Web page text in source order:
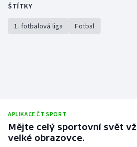
Ragby
Rychlobruslení
Stolní tenis
ŠTÍTKY
1. fotbalová liga Fotbal
APLIKACE ČT SPORT
Mějte celý sportovní svět
velké obrazovce.